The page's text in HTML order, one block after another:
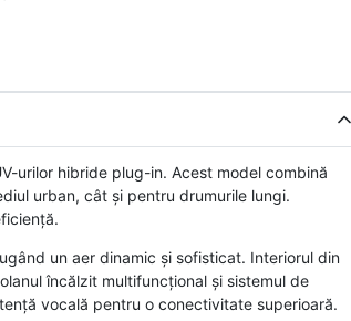
urilor hibride plug-in. Acest model combină
urban, cât și pentru drumurile lungi.
un aer dinamic și sofisticat. Interiorul din
încălzit multifuncțional și sistemul de
vocală pentru o conectivitate superioară.